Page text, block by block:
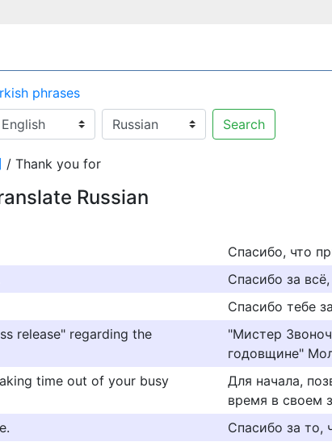
phrases
Search
/ Thank you for
Russian
Спасибо, что
Спасибо за
Спасибо тебе
release" regarding the
"Мистер
годовщине"
time out of your busy
Для начала,
время в своем
Спасибо за то,